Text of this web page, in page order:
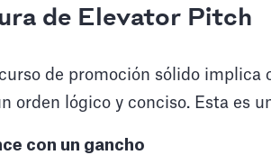
de Elevator Pitch
de promoción sólido implica
orden lógico y conciso. Esta es
con un gancho